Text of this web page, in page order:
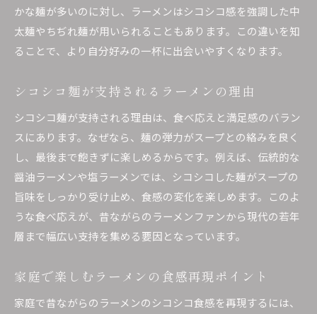
かな麺が多いのに対し、ラーメンはシコシコ感を強調した中
太麺やちぢれ麺が用いられることもあります。この違いを知
ることで、より自分好みの一杯に出会いやすくなります。
シコシコ麺が支持されるラーメンの理由
シコシコ麺が支持される理由は、食べ応えと満足感のバラン
スにあります。なぜなら、麺の弾力がスープとの絡みを良く
し、最後まで飽きずに楽しめるからです。例えば、伝統的な
醤油ラーメンや塩ラーメンでは、シコシコした麺がスープの
旨味をしっかり受け止め、食感の変化を楽しめます。このよ
うな食べ応えが、昔ながらのラーメンファンから現代の若年
層まで幅広い支持を集める要因となっています。
家庭で楽しむラーメンの食感再現ポイント
家庭で昔ながらのラーメンのシコシコ食感を再現するには、